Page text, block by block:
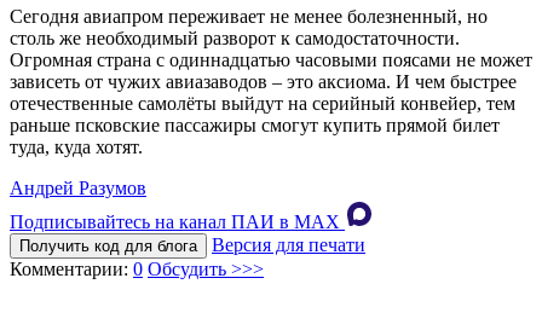
Сегодня авиапром переживает не менее болезненный, но
столь же необходимый разворот к самодостаточности.
Огромная страна с одиннадцатью часовыми поясами не может
зависеть от чужих авиазаводов – это аксиома. И чем быстрее
отечественные самолёты выйдут на серийный конвейер, тем
раньше псковские пассажиры смогут купить прямой билет
туда, куда хотят.
Андрей Разумов
Подписывайтесь на канал ПАИ в MAХ
Получить код для блога
Версия для печати
Комментарии: 0 Обсудить >>>